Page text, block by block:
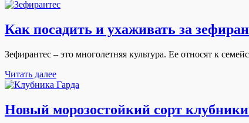
Как посадить и ухаживать за
Зефирантес – это многолетняя культура. Ее относят к
Читать далее
Новый морозостойкий сорт